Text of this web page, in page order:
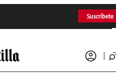
Suscríbete